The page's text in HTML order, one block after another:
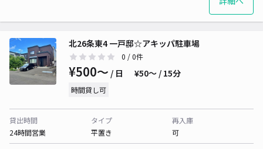
北26条東4 一戸邸☆アキッパ駐車場
0 / 0件
¥500〜 / 日 ¥50〜 / 15分
時間貸し可
貸出時間
24時間営業
タイプ
平置き
再入庫
可